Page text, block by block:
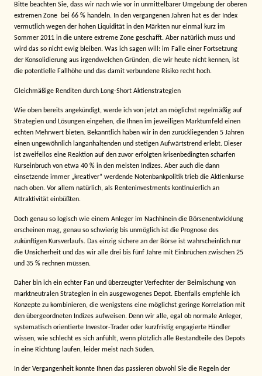
Bitte beachten Sie, dass wir nach wie vor in unmittelbarer Umgebung der oberen
extremen Zone bei 66 % handeln. In den vergangenen Jahren hat es der Index
vermutlich wegen der hohen Liquidität in den Märkten nur einmal kurz im
Sommer 2011 in die untere extreme Zone geschafft. Aber natürlich muss und
wird das so nicht ewig bleiben. Was ich sagen will: im Falle einer Fortsetzung
der Konsolidierung aus irgendwelchen Gründen, die wir heute nicht kennen, ist
die potentielle Fallhöhe und das damit verbundene Risiko recht hoch.
Gleichmäßige Renditen durch Long-Short Aktienstrategien
Wie oben bereits angekündigt, werde ich von jetzt an möglichst regelmäßig auf
Strategien und Lösungen eingehen, die Ihnen im jeweiligen Marktumfeld einen
echten Mehrwert bieten. Bekanntlich haben wir in den zurückliegenden 5 Jahren
einen ungewöhnlich langanhaltenden und stetigen Aufwärtstrend erlebt. Dieser
ist zweifellos eine Reaktion auf den zuvor erfolgten krisenbedingten scharfen
Kurseinbruch von etwa 40 % in den meisten Indizes. Aber auch die dann
einsetzende immer „kreativer“ werdende Notenbankpolitik trieb die Aktienkurse
nach oben. Vor allem natürlich, als Renteninvestments kontinuierlich an
Attraktivität einbüßten.
Doch genau so logisch wie einem Anleger im Nachhinein die Börsenentwicklung
erscheinen mag, genau so schwierig bis unmöglich ist die Prognose des
zukünftigen Kursverlaufs. Das einzig sichere an der Börse ist wahrscheinlich nur
die Unsicherheit und das wir alle drei bis fünf Jahre mit Einbrüchen zwischen 25
und 35 % rechnen müssen.
Daher bin ich ein echter Fan und überzeugter Verfechter der Beimischung von
marktneutralen Strategien in ein ausgewogenes Depot. Ebenfalls empfehle ich
Konzepte zu kombinieren, die wenigstens eine möglichst geringe Korrelation mit
den übergeordneten Indizes aufweisen. Denn wir alle, egal ob normale Anleger,
systematisch orientierte Investor-Trader oder kurzfristig engagierte Händler
wissen, wie schlecht es sich anfühlt, wenn plötzlich alle Bestandteile des Depots
in eine Richtung laufen, leider meist nach Süden.
In der Vergangenheit konnte Ihnen das passieren obwohl Sie die Regeln der